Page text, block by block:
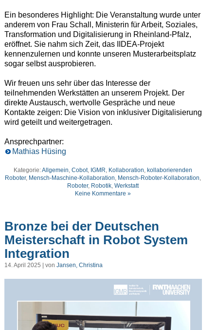
Ein besonderes Highlight: Die Veranstaltung wurde unter
anderem von Frau Schall, Ministerin für Arbeit, Soziales,
Transformation und Digitalisierung in Rheinland-Pfalz,
eröffnet. Sie nahm sich Zeit, das IIDEA-Projekt
kennenzulernen und konnte unseren Musterarbeitsplatz
sogar selbst ausprobieren.
Wir freuen uns sehr über das Interesse der
teilnehmenden Werkstätten an unserem Projekt. Der
direkte Austausch, wertvolle Gespräche und neue
Kontakte zeigen: Die Vision von inklusiver Digitalisierung
wird geteilt und weitergetragen.
Ansprechpartner:
Mathias Hüsing
Kategorie:Allgemein ,Cobot, IGMR Kollaboration ,kollaborierenden
Roboter, Mensch-Maschine-Kollaboration Mensch-Roboter-Kollaboration
Roboter, Robotik ,Werkstatt
Keine Kommentare »
Bronze bei der Deutschen
Meisterschaft in Robot System
Integration
14. April 2025 | von Jansen, Christina